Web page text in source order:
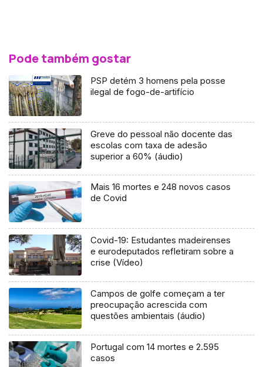
Pode também gostar
PSP detém 3 homens pela posse
ilegal de fogo-de-artifício
Greve do pessoal não docente das
escolas com taxa de adesão
superior a 60% (áudio)
Mais 16 mortes e 248 novos casos
de Covid
Covid-19: Estudantes madeirenses
e eurodeputados refletiram sobre a
crise (Vídeo)
Campos de golfe começam a ter
preocupação acrescida com
questões ambientais (áudio)
Portugal com 14 mortes e 2.595
casos